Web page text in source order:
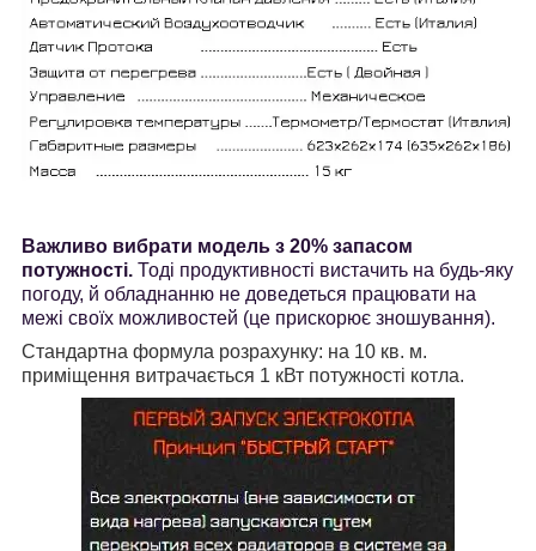
Важливо вибрати модель з 20% запасом
потужності. Тоді продуктивності вистачить на будь-яку
погоду, й обладнанню не доведеться працювати на
межі своїх можливостей (це прискорює зношування).
Стандартна формула розрахунку: на 10 кв. м.
приміщення витрачається 1 кВт потужності котла.